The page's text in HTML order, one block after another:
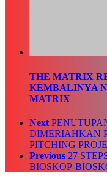
THE MATRIX
KEMBALINYA
MATRIX
Next
DIMERIAHKAN
PITCHING
Previous 27
BIOSKOP-